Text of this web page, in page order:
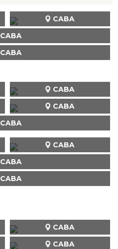
CABA
CABA
CABA
CABA
CABA
CABA
CABA
CABA
CABA
CABA
CABA